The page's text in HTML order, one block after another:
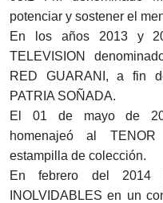
potenciar y sostener el
En los años 2013 y
TELEVISION
RED GUARANI, a fin
PATRIA SOÑADA.
El 01 de mayo de
homenajeó al
estampilla de colección.
En febrero del 2014
INOLVIDABLES en un